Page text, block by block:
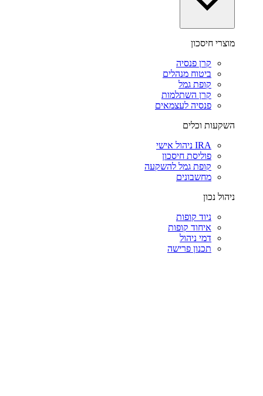
מוצרי חיסכון
קרן פנסיה
ביטוח מנהלים
קופת גמל
קרן השתלמות
פנסיה לעצמאים
השקעות וכלים
IRA ניהול אישי
פוליסת חיסכון
קופת גמל להשקעה
מחשבונים
ניהול נכון
ניוד קופות
איחוד קופות
דמי ניהול
תכנון פרישה